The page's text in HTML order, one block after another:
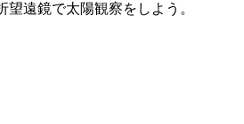
遠鏡で太陽観察をしよう。